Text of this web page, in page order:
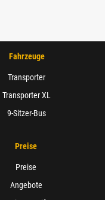
Fahrzeuge
Transporter
Transporter XL
9-Sitzer-Bus
Preise
Preise
Angebote